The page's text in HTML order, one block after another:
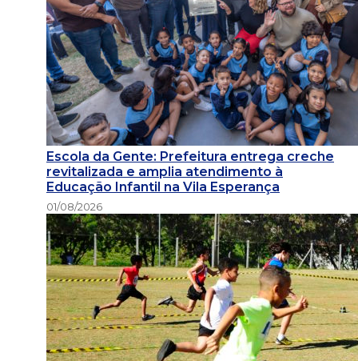
Escola da Gente: Prefeitura entrega creche
revitalizada e amplia atendimento à
Educação Infantil na Vila Esperança
01/08/2026